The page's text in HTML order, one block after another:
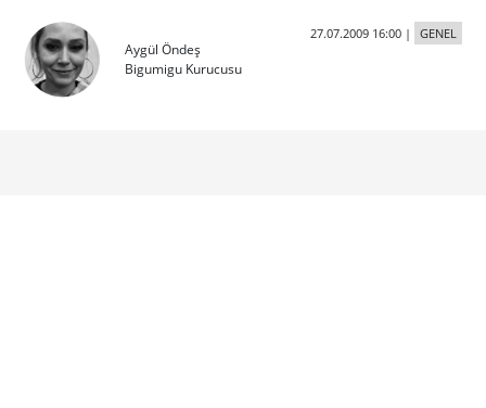
Aygül Öndeş
Bigumigu Kurucusu
27.07.2009 16:00| GENEL